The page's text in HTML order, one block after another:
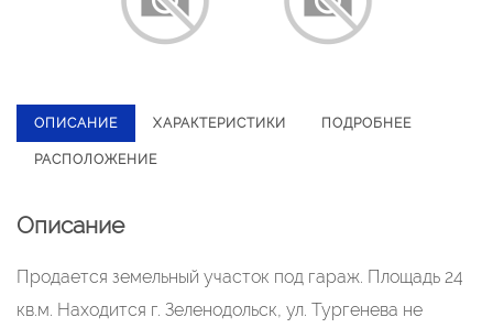
ОПИСАНИЕ ХАРАКТЕРИСТИКИ ПОДРОБНЕЕ
РАСПОЛОЖЕНИЕ
Описание
Продается земельный участок под гараж. Площадь 24
кв.м. Находится г. Зеленодольск, ул. Тургенева не